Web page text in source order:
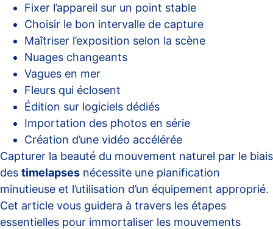
Fixer l’appareil sur un point stable
Choisir le bon intervalle de capture
Maîtriser l’exposition selon la scène
Nuages changeants
Vagues en mer
Fleurs qui éclosent
Édition sur logiciels dédiés
Importation des photos en série
Création d’une vidéo accélérée
Capturer la beauté du mouvement naturel par le biais
des timelapses nécessite une planification
minutieuse et l’utilisation d’un équipement approprié.
Cet article vous guidera à travers les étapes
essentielles pour immortaliser les mouvements